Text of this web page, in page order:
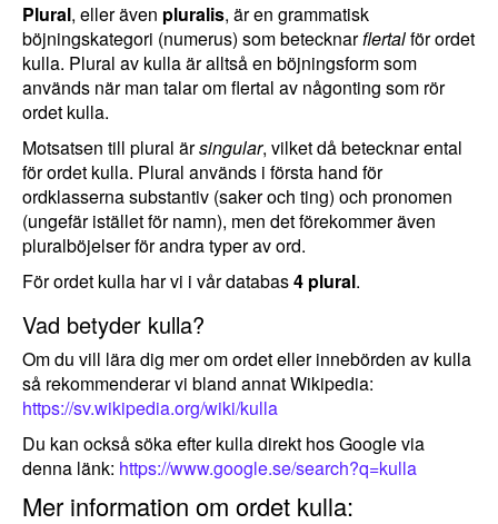
Plural, eller även pluralis, är en grammatisk
böjningskategori (numerus) som betecknarflertalför ordet
kulla. Plural av kulla är alltså en böjningsform som
används när man talar om flertal av någonting som rör
ordet kulla.
Motsatsen till plural ärsingular, vilket då betecknar ental
för ordet kulla. Plural används i första hand för
ordklasserna substantiv (saker och ting) och pronomen
(ungefär istället för namn), men det förekommer även
pluralböjelser för andra typer av ord.
För ordet kulla har vi i vår databas4 plural.
Vad betyder kulla?
Om du vill lära dig mer om ordet eller innebörden av kulla
så rekommenderar vi bland annat Wikipedia:
https://sv.wikipedia.org/wiki/kulla
Du kan också söka efter kulla direkt hos Google via
denna länk: https://www.google.se/search?q=kulla
Mer information om ordet kulla: